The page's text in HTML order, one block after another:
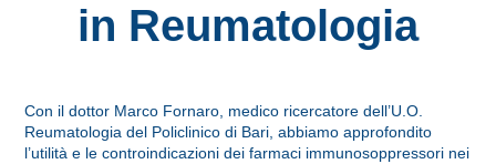
in Reumatologia
Con il dottor Marco Fornaro, medico ricercatore dell’U.O.
Reumatologia del Policlinico di Bari, abbiamo approfondito
l’utilità e le controindicazioni dei farmaci immunosoppressori nei